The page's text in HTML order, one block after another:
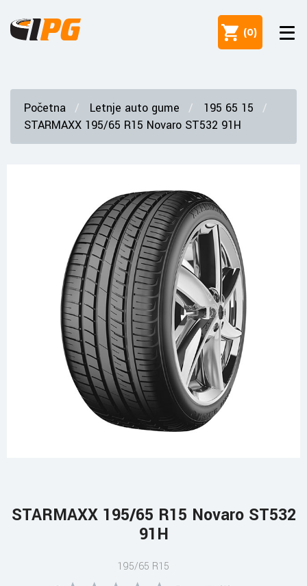
(0)
Početna Letnje auto gume
195 65 15
STARMAXX 195/65 R15 Novaro ST532 91H
STARMAXX 195/65 R15 Novaro ST532
91H
195/65 R15